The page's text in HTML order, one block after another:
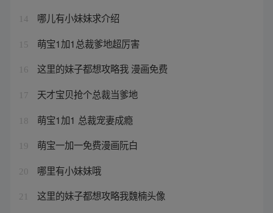
14 哪儿有小妹妹求介绍
15 萌宝1加1总裁爹地超厉害
16 这里的妹子都想攻略我 漫画免费
17 天才宝贝抢个总裁当爹地
18 萌宝1加1 总裁宠妻成瘾
19 萌宝一加一免费漫画阮白
20 哪里有小妹妹哦
21 这里的妹子都想攻略我魏楠头像